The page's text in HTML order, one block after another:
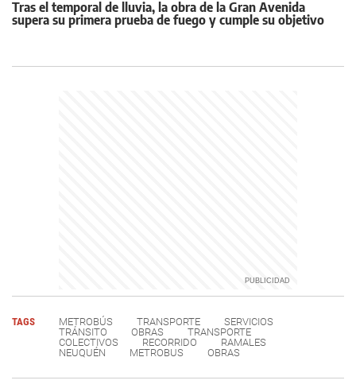
Tras el temporal de lluvia, la obra de la Gran Avenida
supera su primera prueba de fuego y cumple su objetivo
TAGS METROBÚS TRANSPORTE
SERVICIOS
TRÁNSITO
OBRAS
TRANSPORTE
COLECTIVOS
RECORRIDO
RAMALES
NEUQUÉN
METROBUS OBRAS